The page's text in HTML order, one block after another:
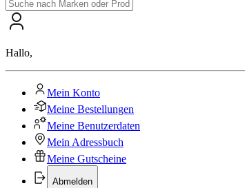
Hallo,
Mein Konto
Meine Bestellungen
Meine Benutzerdaten
Mein Adressbuch
Meine Gutscheine
Abmelden